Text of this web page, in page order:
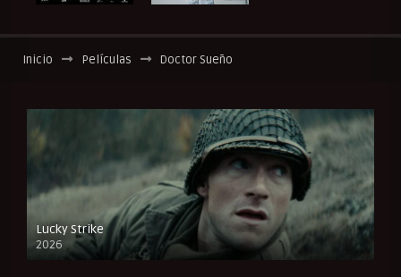
Inicio Películas Doctor Sueño
Lucky Strike
2026
FULL HD